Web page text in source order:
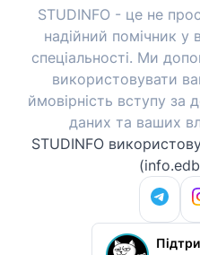
STUDINFO - це не
надійний помічник у
спеціальності. Ми
використовувати
ймовірність вступу за
даних та ваших
STUDINFO